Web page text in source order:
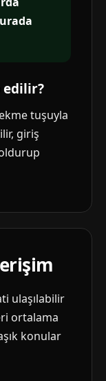
edilir?
tuşuyla
giriş
ulaşılabilir
ortalama
konular